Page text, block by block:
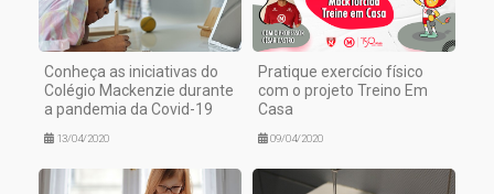
Conheça as iniciativas do
Colégio Mackenzie durante
a pandemia da Covid-19
13/04/2020
Pratique exercício físico
com o projeto Treino Em
Casa
09/04/2020